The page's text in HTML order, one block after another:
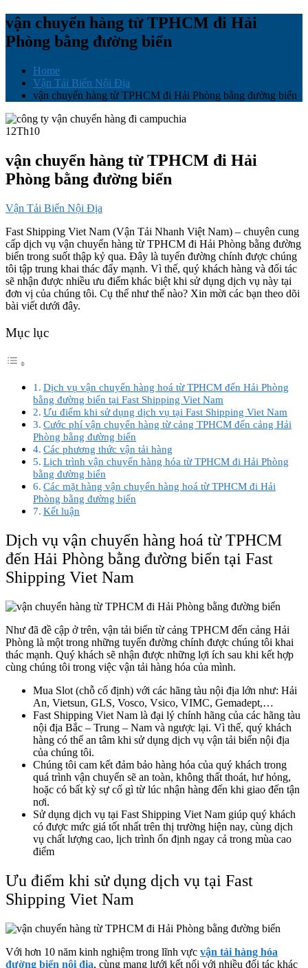
vận chuyển hàng từ TPHCM đi Hải
Phòng bằng đường biển
Home
Vận Tải Biển Nội Địa
vận chuyển hàng từ TPHCM đi Hải Phòng bằng đường biển
12Th10
vận chuyển hàng từ TPHCM đi Hải
Phòng bằng đường biển
Vận Tải Biển Nội Địa
Fast Shipping Viet Nam (Vận Tải Nhanh Việt Nam) – chuyên cung
cấp dịch vụ vận chuyển hàng từ TPHCM đi Hải Phòng bằng đường
biển trong suốt thập kỷ qua. Đây là tuyến đường chính được chúng
tôi tập trung khai thác đẩy mạnh. Vì thế, quý khách hàng và đối tác
sẽ nhận được nhiều ưu điểm khác biệt khi sử dụng dịch vụ này tại
đơn vị của chúng tôi. Cụ thể như thế nào? Xin mời các bạn theo dõi
bài viết dưới đây.
Mục lục
Dịch vụ vận chuyển hàng hoá từ TPHCM đến Hải Phòng
bằng đường biển tại Fast Shipping Viet Nam
Ưu điểm khi sử dụng dịch vụ tại Fast Shipping Viet Nam
Cước phí vận chuyển hàng từ cảng TPHCM đến cảng Hải
Phòng bằng đường biển
Các phương thức vận tải hàng
Lịch trình vận chuyển hàng hóa từ TPHCM đi Hải Phòng
bằng đường biển
Các mặt hàng vận chuyển hàng hoá từ TPHCM đi Hải
Phòng bằng đường biển
Kết luận
Dịch vụ vận chuyển hàng hoá từ TPHCM
đến Hải Phòng bằng đường biển tại Fast
Shipping Viet Nam
Như đã đề cập ở trên, vận tải biển từ cảng TPHCM đến cảng Hải
Phòng là một trong những tuyến đường chính được chúng tôi khai
thác mạnh. Quý khách sẽ nhận được những lợi ích sau khi kết hợp
cùng chúng tôi trong việc vận tải hàng hóa của mình.
Mua Slot (chỗ cố định) với các hãng tàu nội địa lớn như: Hải
An, Vietsun, GLS, Vosco, Vsico, VIMC, Gemadept,…
Fast Shipping Viet Nam là đại lý chính hãng của các hãng tàu
nội địa Bắc – Trung – Nam và ngược lại. Vì thế, quý khách
hàng có thể an tâm khi sử dụng dịch vụ vận tải biển nội địa
của chúng tôi.
Chúng tôi cam kết đảm bảo hàng hóa của quý khách trong
quá trình vận chuyển sẽ an toàn, không thất thoát, hư hỏng,
hoặc có bất kỳ sự cố gì từ lúc nhận hàng đến khi giao đến tận
nơi.
Sử dụng dịch vụ tại Fast Shipping Viet Nam giúp quý khách
có được mức giá tốt nhất trên thị trường hiện nay, cùng dịch
vụ chất lượng cao, lịch trình ổn định ngay cả trong mùa cao
điểm
Ưu điểm khi sử dụng dịch vụ tại Fast
Shipping Viet Nam
Với hơn 10 năm kinh nghiệm trong lĩnh vực vận tải hàng hóa
đường biển nội địa, cùng mạng lưới kết nối với nhiều đối tác khác